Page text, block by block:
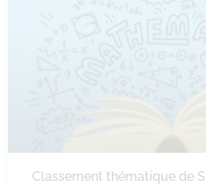
Classement thématique de